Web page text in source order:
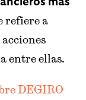
refiere a
entre ellas.
DEGIRO